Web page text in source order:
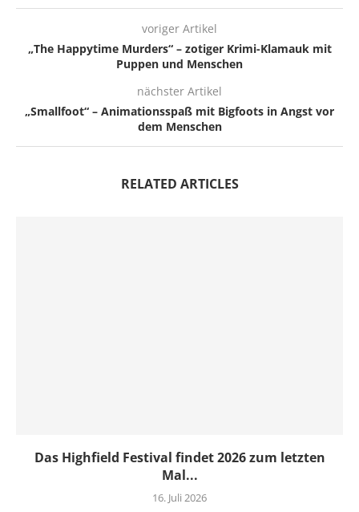
voriger Artikel
„The Happytime Murders“ – zotiger Krimi-Klamauk mit
Puppen und Menschen
nächster Artikel
„Smallfoot“ – Animationsspaß mit Bigfoots in Angst vor
dem Menschen
RELATED ARTICLES
Das Highfield Festival findet 2026 zum letzten
Mal...
16. Juli 2026